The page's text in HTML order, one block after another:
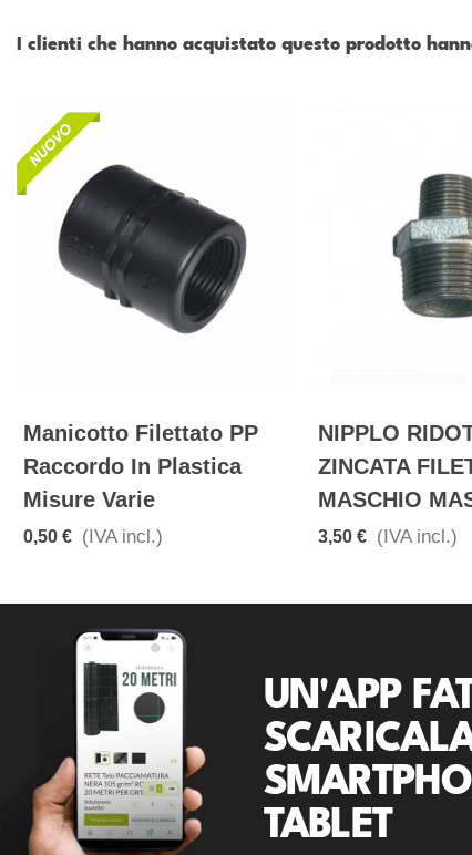
I clienti che hanno acquistato questo prodotto
Manicotto Filettato PP
Raccordo In Plastica
Misure Varie
0,50 € (IVA incl.)
NIPPLO
ZINCATA
MASCHIO
3,50 € (IVA incl.)
UN'APP
TABLET